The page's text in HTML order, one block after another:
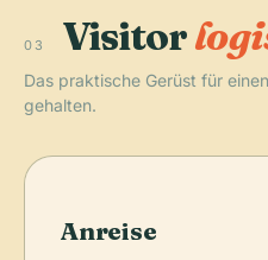
03 Visitor
Das praktische Gerüst für
gehalten.
Anreise